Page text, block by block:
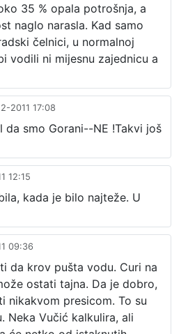
35 % opala potrošnja, a
naglo narasla. Kad samo
čelnici, u normalnoj
vodili ni mijesnu zajednicu a
2011 17:08
da smo Gorani--NE !Takvi još
12:15
kada je bilo najteže. U
09:36
da krov pušta vodu. Curi na
ostati tajna. Da je dobro,
nikakvom presicom. To su
Neka Vučić kalkulira, ali